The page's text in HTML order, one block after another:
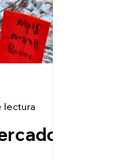
lectura